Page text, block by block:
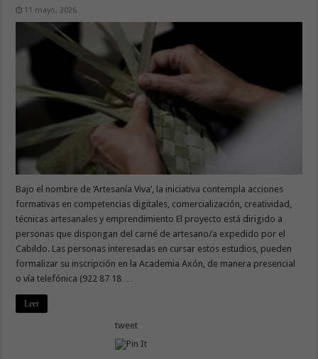
11 mayo, 2026
Bajo el nombre de ‘Artesanía Viva’, la iniciativa contempla acciones
formativas en competencias digitales, comercialización, creatividad,
técnicas artesanales y emprendimiento El proyecto está dirigido a
personas que dispongan del carné de artesano/a expedido por el
Cabildo. Las personas interesadas en cursar estos estudios, pueden
formalizar su inscripción en la Academia Axón, de manera presencial
o vía telefónica (922 87 18 …
Leer
tweet